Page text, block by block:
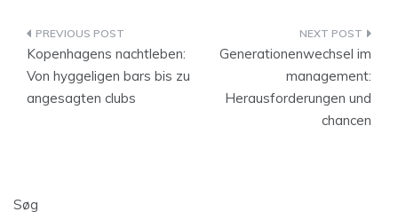
Indlægsnavigation
Kopenhagens nachtleben:
Von hyggeligen bars bis zu
angesagten clubs
Generationenwechsel im
management:
Herausforderungen und
chancen
Søg